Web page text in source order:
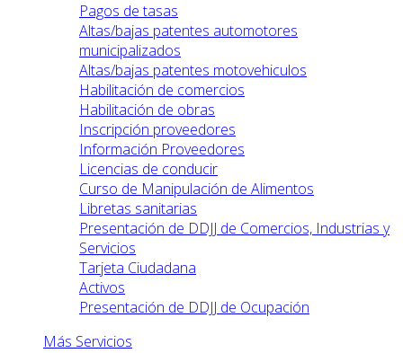
Pagos de tasas
Altas/bajas patentes automotores
municipalizados
Altas/bajas patentes motovehiculos
Habilitación de comercios
Habilitación de obras
Inscripción proveedores
Información Proveedores
Licencias de conducir
Curso de Manipulación de Alimentos
Libretas sanitarias
Presentación de DDJJ de Comercios, Industrias y
Servicios
Tarjeta Ciudadana
Activos
Presentación de DDJJ de Ocupación
Más Servicios